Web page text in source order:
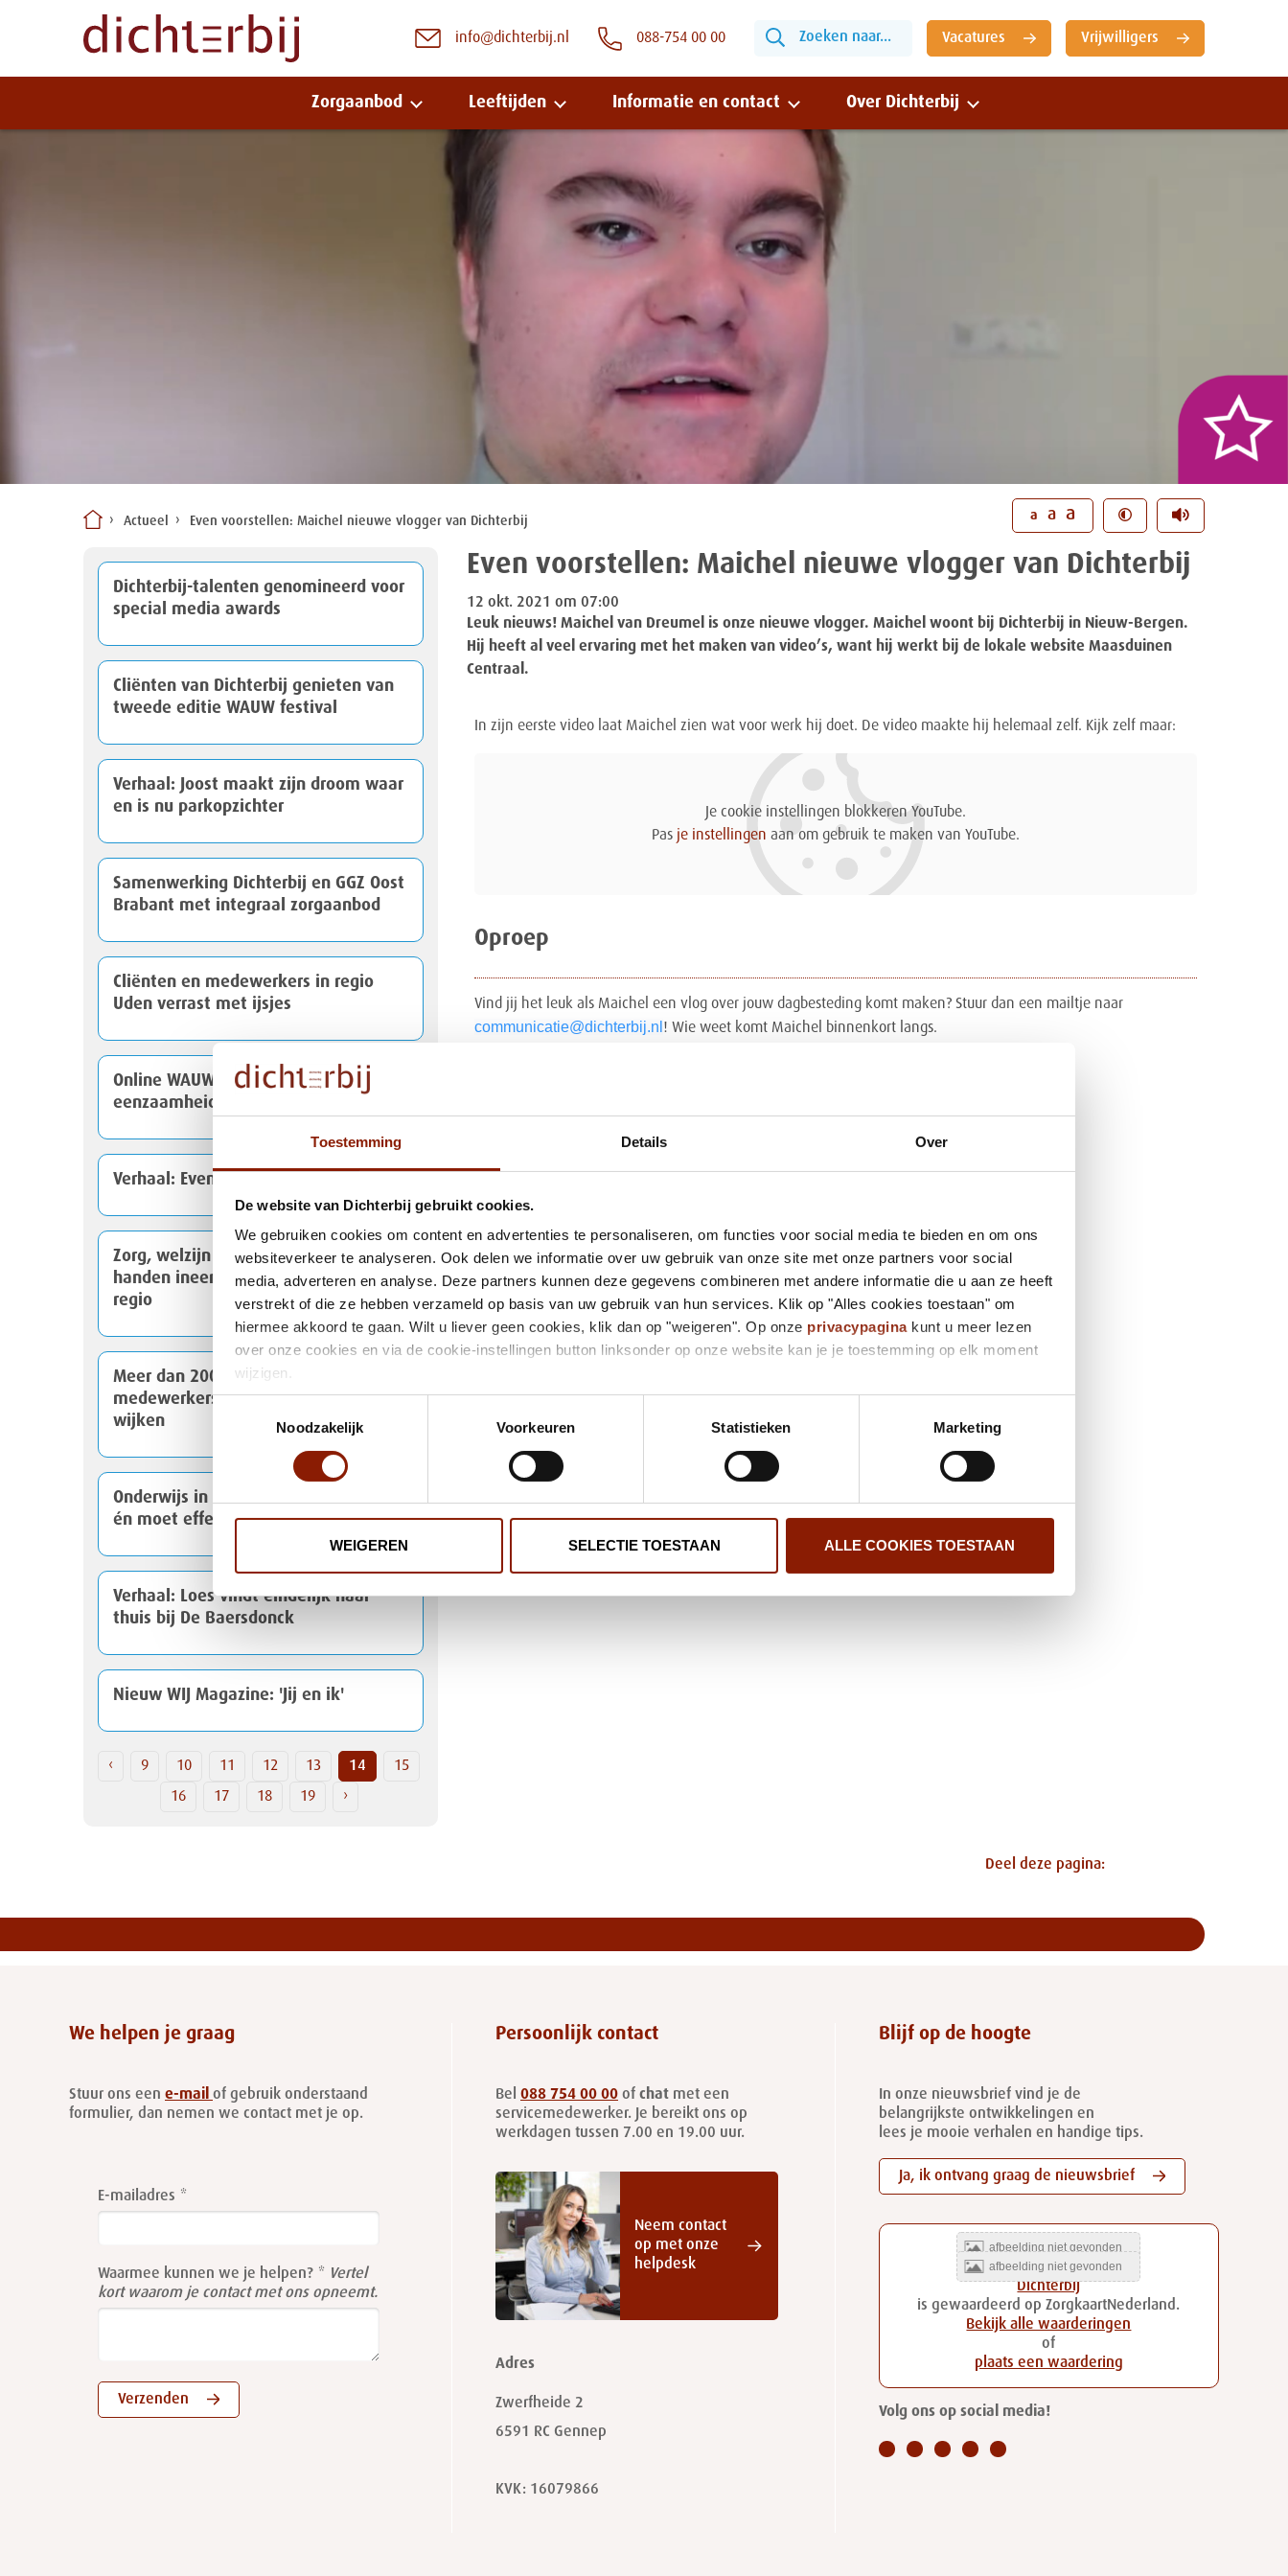
Toestemming Details Over
De website van Dichterbij gebruikt cookies.
We gebruiken cookies om content en advertenties te personaliseren, om functies voor social media te bieden en om ons
websiteverkeer te analyseren. Ook delen we informatie over uw gebruik van onze site met onze partners voor social
media, adverteren en analyse. Deze partners kunnen deze gegevens combineren met andere informatie die u aan ze heeft
verstrekt of die ze hebben verzameld op basis van uw gebruik van hun services. Klik op "Alles cookies toestaan" om
hiermee akkoord te gaan. Wilt u liever geen cookies, klik dan op "weigeren". Op onze privacypaginakunt u meer lezen
over onze cookies en via de cookie-instellingen button linksonder op onze website kan je je toestemming op elk moment
wijzigen.
Toestemmingsselectie
Noodzakelijk
Voorkeuren Statistieken Marketing
WEIGEREN SELECTIE TOESTAAN ALLE COOKIES TOESTAAN
info@dichterbij.nl 088-754 00 00 Zoeken naar... Vacatures Vrijwilligers
Zorgaanbod Leeftijden Informatie en contact Over Dichterbij
a a a
Actueel Even voorstellen: Maichel nieuwe vlogger van Dichterbij
Dichterbij-talenten genomineerd voor
special media awards
Cliënten van Dichterbij genieten van
tweede editie WAUW festival
Verhaal: Joost maakt zijn droom waar
en is nu parkopzichter
Samenwerking Dichterbij en GGZ Oost
Brabant met integraal zorgaanbod
Cliënten en medewerkers in regio
Uden verrast met ijsjes
Online WAUW festival in week tegen
eenzaamheid
Verhaal: Even binnenkijken bij... Stijn
Zorg, welzijn en onderwijs slaan
handen ineen voor baankansen in de
regio
Meer dan 200 cliënten en
medewerkers ruimen afval op in de
wijken
Onderwijs in gehandicaptenzorg kan
én moet effectiever
Verhaal: Loes vindt eindelijk haar
thuis bij De Baersdonck
Nieuw WIJ Magazine: 'Jij en ik'
‹ 9 10 11 12 13 14
15
16
17 18 19 ›
Even voorstellen: Maichel nieuwe vlogger van Dichterbij
12 okt. 2021 om 07:00
Leuk nieuws! Maichel van Dreumel is onze nieuwe vlogger. Maichel woont bij Dichterbij in Nieuw-Bergen.
Hij heeft al veel ervaring met het maken van video’s, want hij werkt bij de lokale website Maasduinen
Centraal.
In zijn eerste video laat Maichel zien wat voor werk hij doet. De video maakte hij helemaal zelf. Kijk zelf maar:
Je cookie instellingen blokkeren YouTube.
Pas je instellingen aan om gebruik te maken van YouTube.
Oproep
Vind jij het leuk als Maichel een vlog over jouw dagbesteding komt maken? Stuur dan een mailtje naar
communicatie@dichterbij.nl ! Wie weet komt Maichel binnenkort langs.
Deel deze pagina:
We helpen je graag
Stuur ons een e-mail of gebruik onderstaand
formulier, dan nemen we contact met je op.
this
E-mailadres
Waarmee kunnen we je helpen?
Vertel
kort waarom je contact met ons opneemt.
Verzenden
Persoonlijk contact
Bel 088 754 00 00 of chatmet een
servicemedewerker. Je bereikt ons op
werkdagen tussen 7.00 en 19.00 uur.
Neem contact
op met onze
helpdesk
Adres
Zwerfheide 2
6591 RC Gennep
KVK: 16079866
Blijf op de hoogte
In onze nieuwsbrief vind je de
belangrijkste ontwikkelingen en
lees je mooie verhalen en handige tips.
Ja, ik ontvang graag de nieuwsbrief
Dichterbij
is gewaardeerd op ZorgkaartNederland.
Bekijk alle waarderingen
of
plaats een waardering
Volg ons op social media!
Snel naar:
Wonen bij Dichterbij
Zinvolle dagbesteding
Vrije dagbestedingsplekken